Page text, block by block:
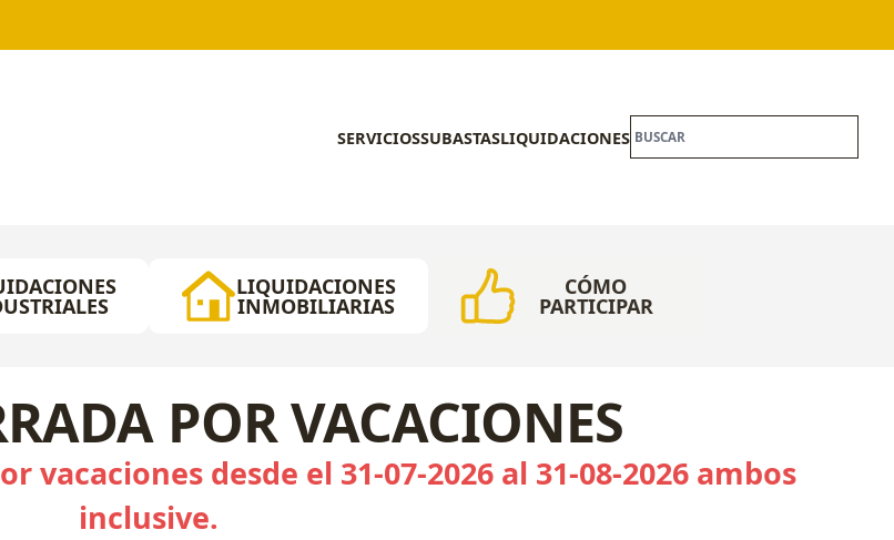
SERVICIOSSUBASTASLIQUIDACIONES
LIQUIDACIONES
INMOBILIARIAS
CÓMO
PARTICIPAR
POR VACACIONES
vacaciones desde el 31-07-2026 al 31-08-2026 ambos
inclusive.